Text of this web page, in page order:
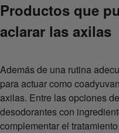
Productos que
aclarar las axilas
Además de una rutina
para actuar como
axilas. Entre las opciones
desodorantes con
complementar el